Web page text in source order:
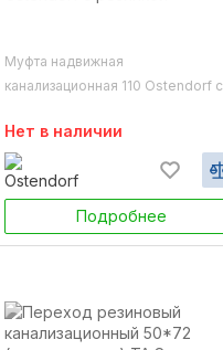
Муфта надвижная
канализационная 110 Ostendorf с
Нет в наличии
Подробнее